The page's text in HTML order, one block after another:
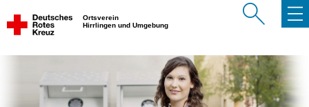
Ortsverein
Hirrlingen und Umgebung